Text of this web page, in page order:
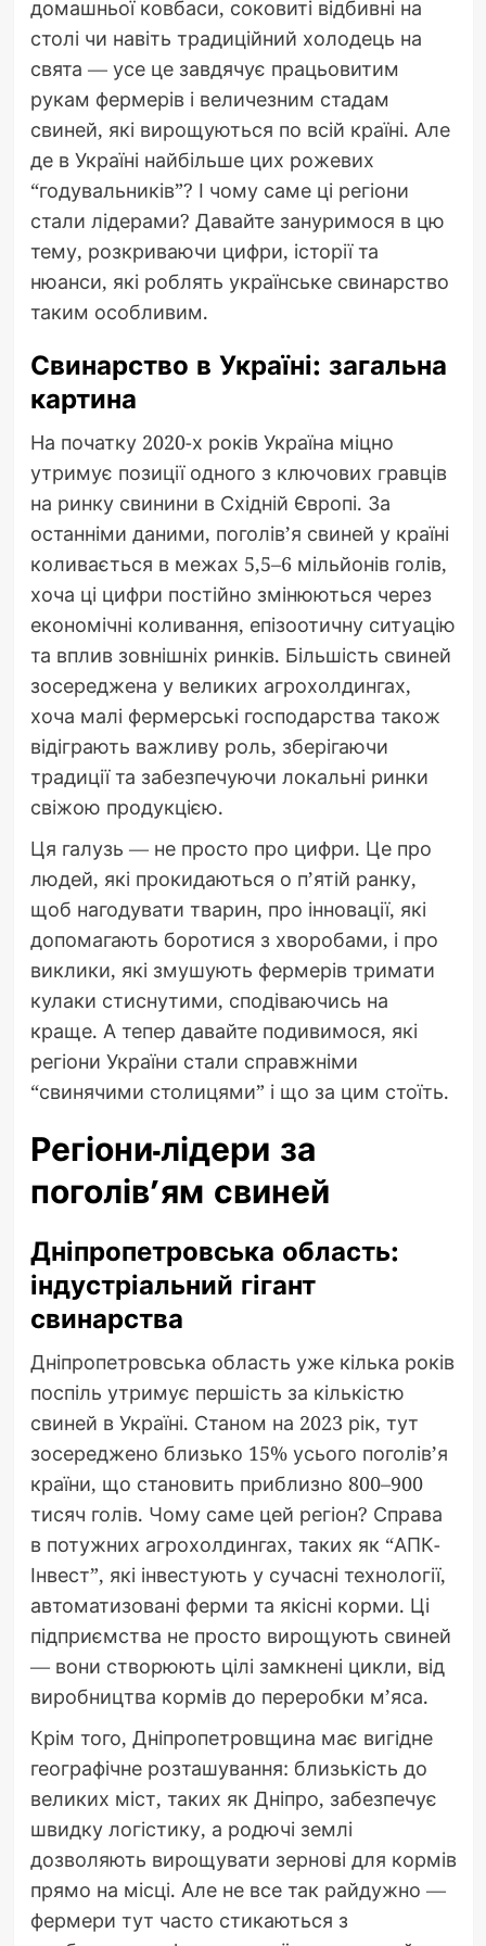
домашньої ковбаси, соковиті відбивні на
столі чи навіть традиційний холодець на
свята — усе це завдячує працьовитим
рукам фермерів і величезним стадам
свиней, які вирощуються по всій країні. Але
де в Україні найбільше цих рожевих
“годувальників”? І чому саме ці регіони
стали лідерами? Давайте зануримося в цю
тему, розкриваючи цифри, історії та
нюанси, які роблять українське свинарство
таким особливим.
Свинарство в Україні: загальна
картина
На початку 2020-х років Україна міцно
утримує позиції одного з ключових гравців
на ринку свинини в Східній Європі. За
останніми даними, поголів’я свиней у країні
коливається в межах 5,5–6 мільйонів голів,
хоча ці цифри постійно змінюються через
економічні коливання, епізоотичну ситуацію
та вплив зовнішніх ринків. Більшість свиней
зосереджена у великих агрохолдингах,
хоча малі фермерські господарства також
відіграють важливу роль, зберігаючи
традиції та забезпечуючи локальні ринки
свіжою продукцією.
Ця галузь — не просто про цифри. Це про
людей, які прокидаються о п’ятій ранку,
щоб нагодувати тварин, про інновації, які
допомагають боротися з хворобами, і про
виклики, які змушують фермерів тримати
кулаки стиснутими, сподіваючись на
краще. А тепер давайте подивимося, які
регіони України стали справжніми
“свинячими столицями” і що за цим стоїть.
Регіони-лідери за
поголів’ям свиней
Дніпропетровська область:
індустріальний гігант
свинарства
Дніпропетровська область уже кілька років
поспіль утримує першість за кількістю
свиней в Україні. Станом на 2023 рік, тут
зосереджено близько 15% усього поголів’я
країни, що становить приблизно 800–900
тисяч голів. Чому саме цей регіон? Справа
в потужних агрохолдингах, таких як “АПК-
Інвест”, які інвестують у сучасні технології,
автоматизовані ферми та якісні корми. Ці
підприємства не просто вирощують свиней
— вони створюють цілі замкнені цикли, від
виробництва кормів до переробки м’яса.
Крім того, Дніпропетровщина має вигідне
географічне розташування: близькість до
великих міст, таких як Дніпро, забезпечує
швидку логістику, а родючі землі
дозволяють вирощувати зернові для кормів
прямо на місці. Але не все так райдужно —
фермери тут часто стикаються з